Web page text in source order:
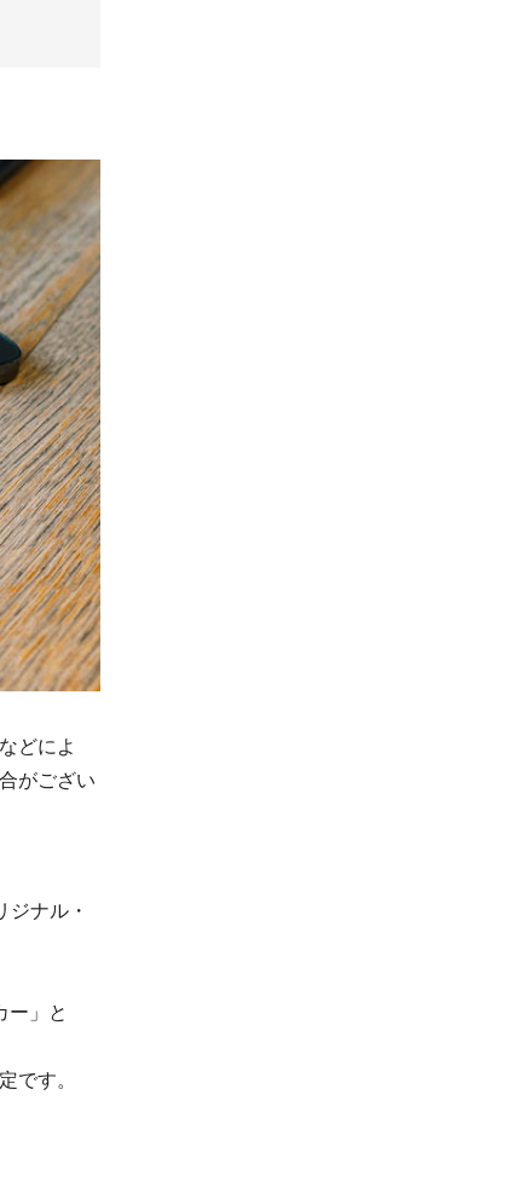
どによ
がござい
ナル・
ー」と
です。